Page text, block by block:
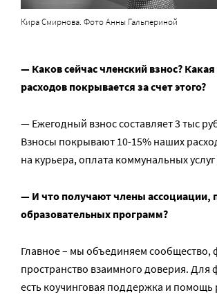
Кира Смирнова. Фото Анны Гальпериной
— Каков сейчас членский взнос?
расходов покрывается за счет этого?
— Ежегодный взнос составляет 3 тыс
Взносы покрывают 10-15% наших
на курьера, оплата коммунальных
— И что получают члены ассоциации,
образовательных программ?
Главное – мы объединяем сообщество,
пространство взаимного доверия. Для
есть коучинговая поддержка и помощь